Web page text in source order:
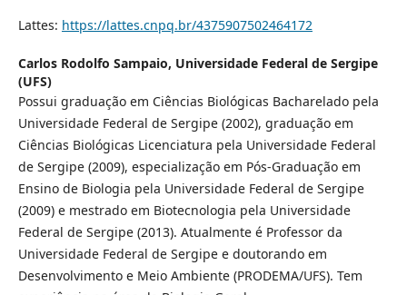
Lattes: https://lattes.cnpq.br/4375907502464172
Carlos Rodolfo Sampaio, Universidade Federal de Sergipe
(UFS)
Possui graduação em Ciências Biológicas Bacharelado pela
Universidade Federal de Sergipe (2002), graduação em
Ciências Biológicas Licenciatura pela Universidade Federal
de Sergipe (2009), especialização em Pós-Graduação em
Ensino de Biologia pela Universidade Federal de Sergipe
(2009) e mestrado em Biotecnologia pela Universidade
Federal de Sergipe (2013). Atualmente é Professor da
Universidade Federal de Sergipe e doutorando em
Desenvolvimento e Meio Ambiente (PRODEMA/UFS). Tem